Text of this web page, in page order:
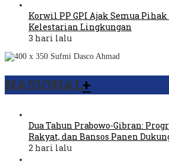
Korwil PP GPI Ajak Semua
Kelestarian Lingkungan
3 hari lalu
NASIONAL+
Dua Tahun Prabowo-Gibran:
Rakyat, dan Bansos Panen
2 hari lalu